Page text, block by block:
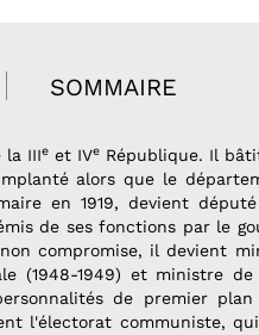
SOMMAIRE
la IIIe et IVe République. Il
alors que le
en 1919, devient
de ses fonctions par le
compromise, il devient
(1948-1949) et ministre
de premier
l'électorat communiste,